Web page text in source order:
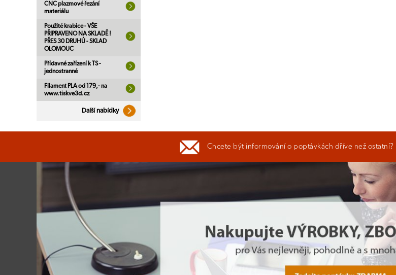
CNC plazmové řezání
materiálu
Použité krabice - VŠE
PŘIPRAVENO NA SKLADĚ !
PŘES 30 DRUHŮ - SKLAD
OLOMOUC
Přídavné zařízení k TS -
jednostranné
Filament PLA od 179,- na
www.tiskve3d.cz
Další nabídky
Chcete být informování o poptávkách dříve než ostatní?